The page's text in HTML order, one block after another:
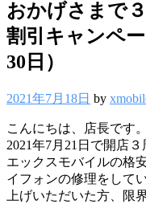
おかげさまで
割引キャンペー
30日）
2021年7月18日 by
こんにちは、店長です。
2021年7月21日で開店３
エックスモバイルの格
イフォンの修理をして
上げいただいた方、限